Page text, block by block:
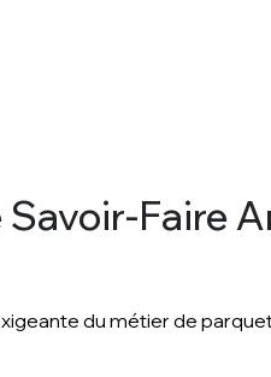
Faire
du métier de